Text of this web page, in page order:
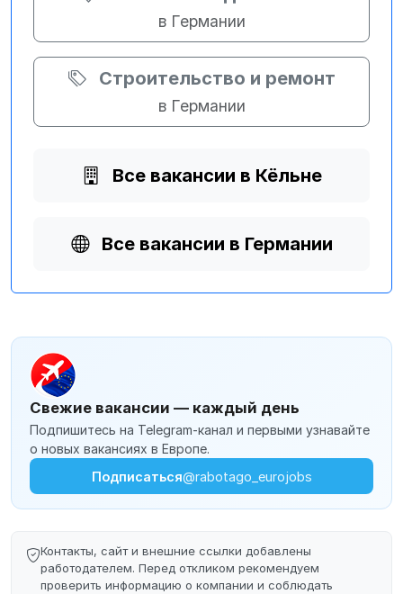
в Германии
Строительство и ремонт
в Германии
Все вакансии в Кёльне
Все вакансии в Германии
Свежие вакансии — каждый день
Подпишитесь на Telegram-канал и первыми узнавайте
о новых вакансиях в Европе.
Подписаться@rabotago_eurojobs
Контакты, сайт и внешние ссылки добавлены
работодателем. Перед откликом рекомендуем
проверить информацию о компании и соблюдать